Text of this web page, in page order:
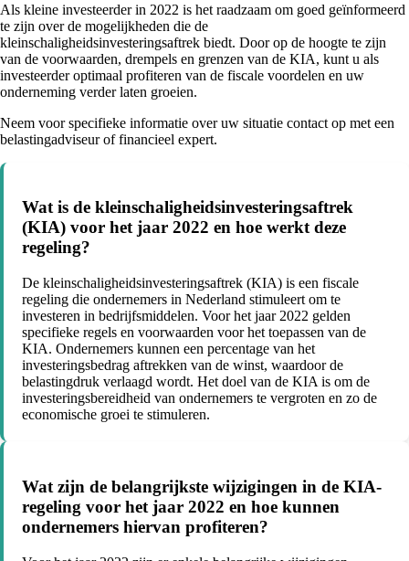
Als kleine investeerder in 2022 is het raadzaam om goed geïnformeerd
te zijn over de mogelijkheden die de
kleinschaligheidsinvesteringsaftrek biedt. Door op de hoogte te zijn
van de voorwaarden, drempels en grenzen van de KIA, kunt u als
investeerder optimaal profiteren van de fiscale voordelen en uw
onderneming verder laten groeien.
Neem voor specifieke informatie over uw situatie contact op met een
belastingadviseur of financieel expert.
Wat is de kleinschaligheidsinvesteringsaftrek
(KIA) voor het jaar 2022 en hoe werkt deze
regeling?
De kleinschaligheidsinvesteringsaftrek (KIA) is een fiscale
regeling die ondernemers in Nederland stimuleert om te
investeren in bedrijfsmiddelen. Voor het jaar 2022 gelden
specifieke regels en voorwaarden voor het toepassen van de
KIA. Ondernemers kunnen een percentage van het
investeringsbedrag aftrekken van de winst, waardoor de
belastingdruk verlaagd wordt. Het doel van de KIA is om de
investeringsbereidheid van ondernemers te vergroten en zo de
economische groei te stimuleren.
Wat zijn de belangrijkste wijzigingen in de KIA-
regeling voor het jaar 2022 en hoe kunnen
ondernemers hiervan profiteren?